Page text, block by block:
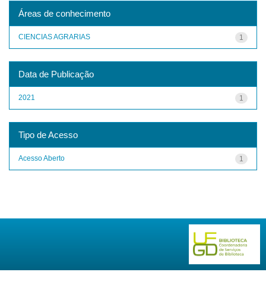
Áreas de conhecimento
1
CIENCIAS AGRARIAS
Data de Publicação
1
2021
Tipo de Acesso
1
Acesso Aberto